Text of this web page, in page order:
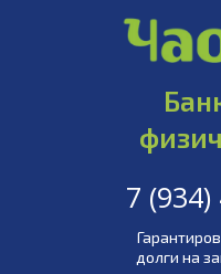
долги на
7